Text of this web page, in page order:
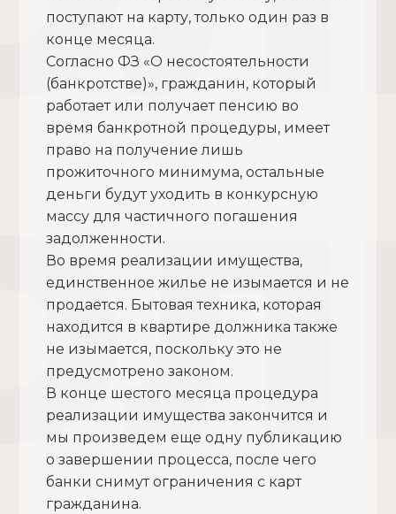
поступают на карту, только один раз в
конце месяца.
Согласно ФЗ «О несостоятельности
(банкротстве)», гражданин, который
работает или получает пенсию во
время банкротной процедуры, имеет
право на получение лишь
прожиточного минимума, остальные
деньги будут уходить в конкурсную
массу для частичного погашения
задолженности.
Во время реализации имущества,
единственное жилье не изымается и не
продается. Бытовая техника, которая
находится в квартире должника также
не изымается, поскольку это не
предусмотрено законом.
В конце шестого месяца процедура
реализации имущества закончится и
мы произведем еще одну публикацию
о завершении процесса, после чего
банки снимут ограничения с карт
гражданина.